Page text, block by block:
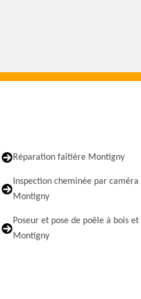
Réparation faîtière Montigny
Inspection cheminée par caméra
Montigny
Poseur et pose de poêle à bois
Montigny